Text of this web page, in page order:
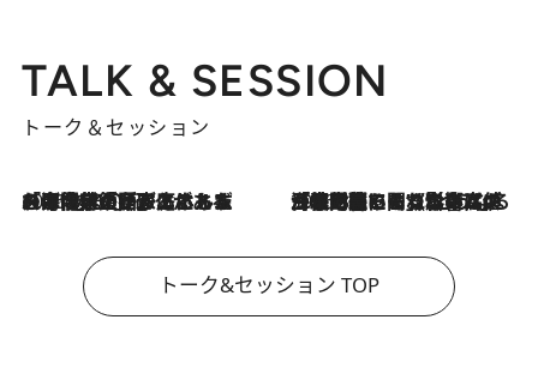
TALK & SESSION
トーク＆セッション
2026.8.3
「今後値上げがあるとすれば…」「リスクがあるのは今年の冬」エネルギー専門家が語る、ホルムズ海峡封鎖が家庭にもたらす“ある心配” 2026.8.3
「住宅建てられない…」「サーチャージ料の高値が続いている」ホルムズ海峡封鎖による影響はいつまで続く？《エネルギー専門家に聞く“どうなる日本の暮らし”》
トーク&セッション TOP